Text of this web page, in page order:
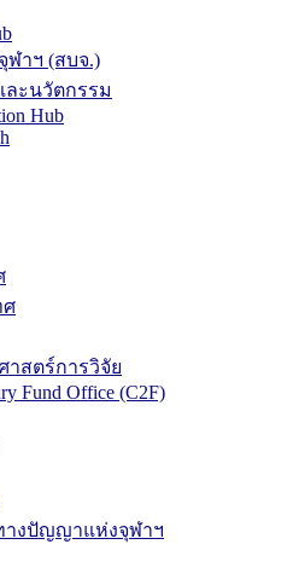
ฬาฯ (สบจ.)
ละนวัตกรรม
Hub
ศ
สตร์การวิจัย
Fund Office (C2F)
งปัญญาแห่งจุฬาฯ